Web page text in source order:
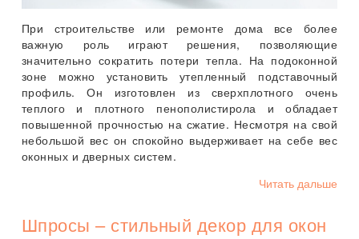
При строительстве или ремонте дома все более
важную роль играют решения, позволяющие
значительно сократить потери тепла. На подоконной
зоне можно установить утепленный подставочный
профиль. Он изготовлен из сверхплотного очень
теплого и плотного пенополистирола и обладает
повышенной прочностью на сжатие. Несмотря на свой
небольшой вес он спокойно выдерживает на себе вес
оконных и дверных систем.
Читать дальше
Шпросы – стильный декор для окон